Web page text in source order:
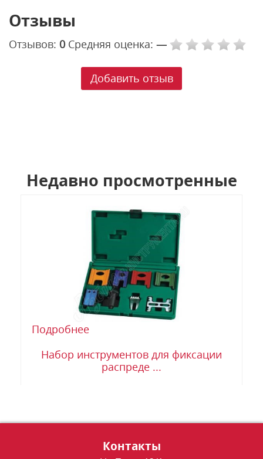
Отзывы
Отзывов: 0 Средняя оценка: —
Добавить отзыв
Недавно просмотренные
Подробнее
Набор инструментов для фиксации
распреде ...
Контакты